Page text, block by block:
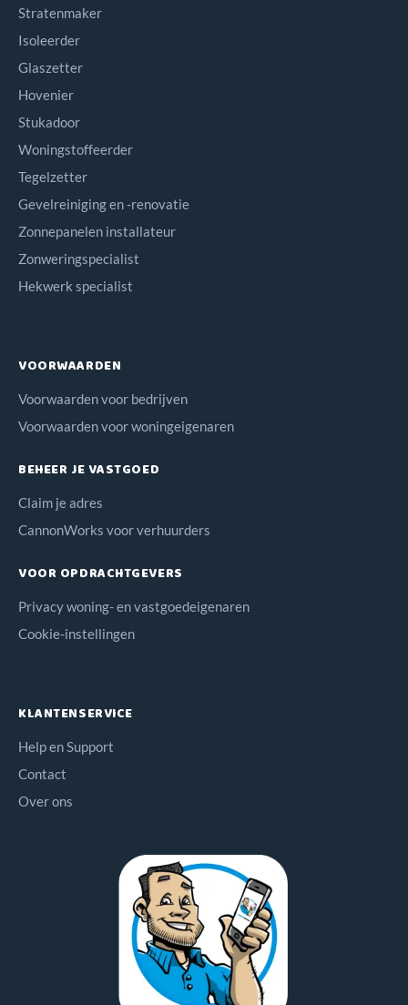
Stratenmaker
Isoleerder
Glaszetter
Hovenier
Stukadoor
Woningstoffeerder
Tegelzetter
Gevelreiniging en -renovatie
Zonnepanelen installateur
Zonweringspecialist
Hekwerk specialist
VOORWAARDEN
Voorwaarden voor bedrijven
Voorwaarden voor woningeigenaren
BEHEER JE VASTGOED
Claim je adres
CannonWorks voor verhuurders
VOOR OPDRACHTGEVERS
Privacy woning- en vastgoedeigenaren
Cookie-instellingen
KLANTENSERVICE
Help en Support
Contact
Over ons